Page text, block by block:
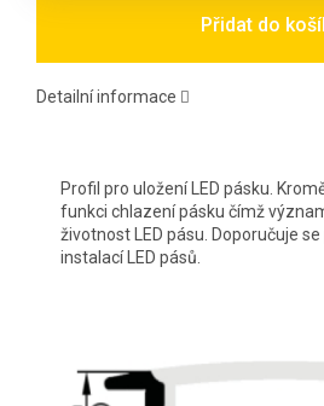
Přidat do
Detailní informace
Profil pro uložení LED pásku.
funkci chlazení pásku čímž
životnost LED pásu. Doporučuje
instalací LED pásů.